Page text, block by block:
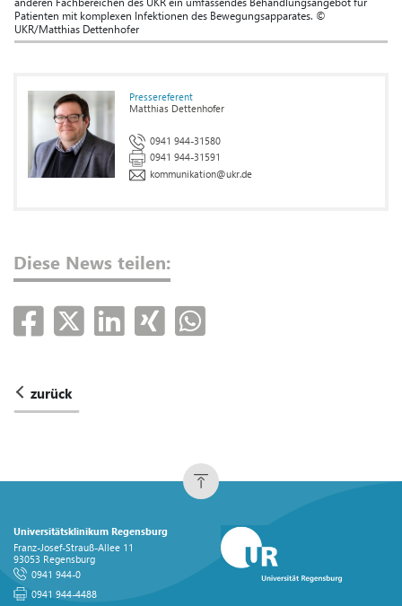
Patienten mit komplexen Infektionen des Bewegungsapparates. ©
UKR/Matthias Dettenhofer
Pressereferent
Matthias Dettenhofer
0941 944-31580
0941 944-31591
kommunikation@ukr.de
Diese News teilen:
zurück
Universitätsklinikum Regensburg
Franz-Josef-Strauß-Allee 11
93053 Regensburg
0941 944-0
0941 944-4488